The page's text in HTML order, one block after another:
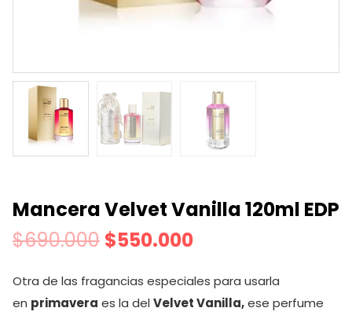
Mancera Velvet Vanilla 120ml EDP
$690.000 $550.000
Otra de las fragancias especiales para usarla
en primavera es la del Velvet Vanilla,ese perfume